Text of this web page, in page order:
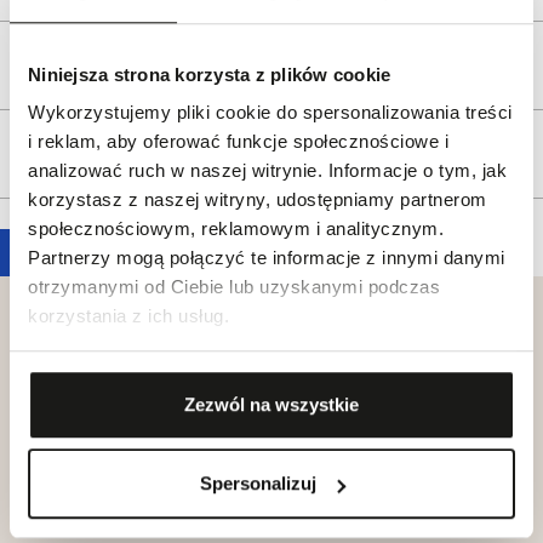
Niniejsza strona korzysta z plików cookie
Wykorzystujemy pliki cookie do spersonalizowania treści
i reklam, aby oferować funkcje społecznościowe i
analizować ruch w naszej witrynie. Informacje o tym, jak
korzystasz z naszej witryny, udostępniamy partnerom
społecznościowym, reklamowym i analitycznym.
Partnerzy mogą połączyć te informacje z innymi danymi
otrzymanymi od Ciebie lub uzyskanymi podczas
korzystania z ich usług.
Zezwól na wszystkie
Spersonalizuj
Reklamacje i zwroty
Tagi
Klub dla
Przyjaciół
W.KRUK
Dołącz